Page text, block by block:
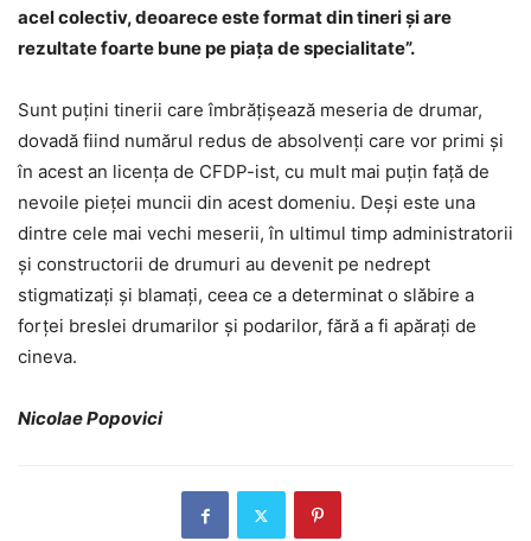
acel colectiv, deoarece este format din tineri şi are
rezultate foarte bune pe piaţa de specialitate”.
Sunt puţini tinerii care îmbrăţişează meseria de drumar,
dovadă fiind numărul redus de absolvenţi care vor primi şi
în acest an licenţa de CFDP-ist, cu mult mai puţin faţă de
nevoile pieţei muncii din acest domeniu. Deşi este una
dintre cele mai vechi meserii, în ultimul timp administratorii
şi constructorii de drumuri au devenit pe nedrept
stigmatizaţi şi blamaţi, ceea ce a determinat o slăbire a
forţei breslei drumarilor şi podarilor, fără a fi apăraţi de
cineva.
Nicolae Popovici